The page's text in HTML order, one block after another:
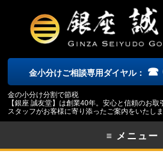
金小分けご相談専用ダイヤル： ☎
金の小分け分割で節税
【銀座 誠友堂】は創業40年。安心と信頼のお
スタッフがお客様に寄り添ったご案内をいたしま
≡ メニュー